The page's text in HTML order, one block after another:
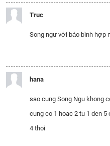
Truc
Song ngư với bảo bình hợp
hana
sao cung Song Ngu khong
cung co 1 hoac 2 tu 1 den
4 thoi